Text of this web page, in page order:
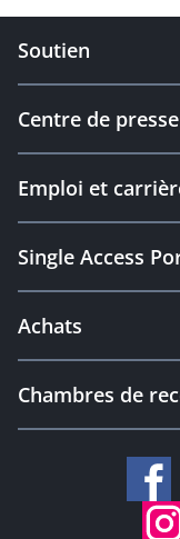
Soutien
Centre de presse
Emploi et
Single Access
Achats
Chambres de